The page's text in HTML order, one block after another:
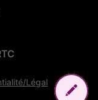
Légal